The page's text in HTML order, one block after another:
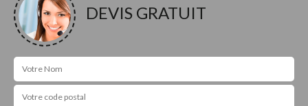
DEVIS GRATUIT